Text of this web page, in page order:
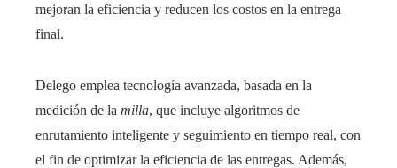
mejoran la eficiencia y reducen los costos en la entrega
final.
Delego emplea tecnología avanzada, basada en la
medición de la milla, que incluye algoritmos de
enrutamiento inteligente y seguimiento en tiempo real, con
el fin de optimizar la eficiencia de las entregas. Además,